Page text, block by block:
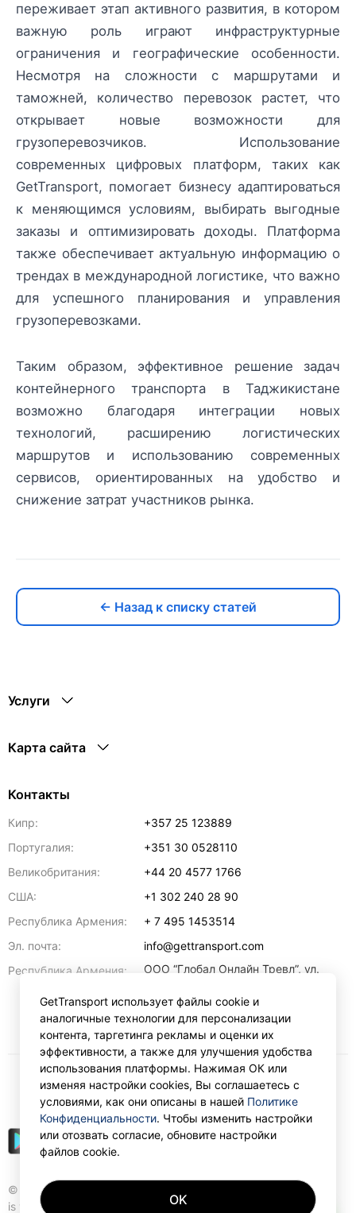
переживает этап активного развития, в котором
важную роль играют инфраструктурные
ограничения и географические особенности.
Несмотря на сложности с маршрутами и
таможней, количество перевозок растет, что
открывает новые возможности для
грузоперевозчиков. Использование
современных цифровых платформ, таких как
GetTransport, помогает бизнесу адаптироваться
к меняющимся условиям, выбирать выгодные
заказы и оптимизировать доходы. Платформа
также обеспечивает актуальную информацию о
трендах в международной логистике, что важно
для успешного планирования и управления
грузоперевозками.
Таким образом, эффективное решение задач
контейнерного транспорта в Таджикистане
возможно благодаря интеграции новых
технологий, расширению логистических
маршрутов и использованию современных
сервисов, ориентированных на удобство и
снижение затрат участников рынка.
← Назад к списку статей
Услуги
Карта сайта
Контакты
Кипр:
+357 25 123889
Португалия:
+351 30 0528110
Великобритания:
+44 20 4577 1766
США:
+1 302 240 28 90
Республика Армения:
+ 7 495 1453514
Эл. почта:
info@gettransport.com
Республика Армения:
ООО “Глобал Онлайн Тревл”, ул.
регистрационный номер
271.110.1183229, РНН 00238516
Ереван 0070
© Gettransport International Limited. GetTransport®
is trademark of Gettransport International Limited.
RUB
GetTransport использует файлы cookie и
аналогичные технологии для персонализации
контента, таргетинга рекламы и оценки их
эффективности, а также для улучшения удобства
использования платформы. Нажимая ОК или
изменяя настройки cookies, Вы соглашаетесь с
условиями, как они описаны в нашей Политике
Конфиденциальности. Чтобы изменить настройки
или отозвать согласие, обновите настройки
файлов cookie.
OK